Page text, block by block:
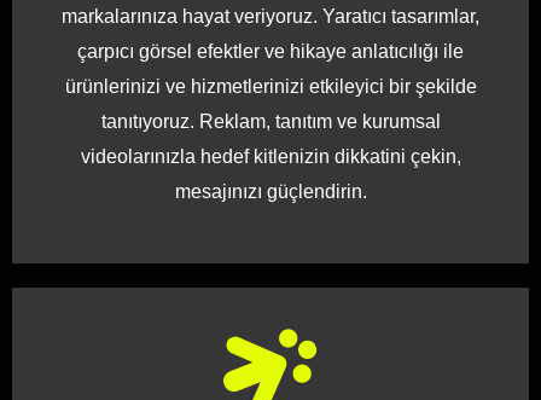
markalarınıza hayat veriyoruz. Yaratıcı tasarımlar,
çarpıcı görsel efektler ve hikaye anlatıcılığı ile
ürünlerinizi ve hizmetlerinizi etkileyici bir şekilde
tanıtıyoruz. Reklam, tanıtım ve kurumsal
videolarınızla hedef kitlenizin dikkatini çekin,
mesajınızı güçlendirin.